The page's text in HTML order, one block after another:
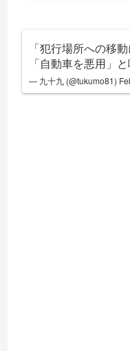
「犯行場所への移
「自動車を悪用」
— 九十九 (@tukumo81)